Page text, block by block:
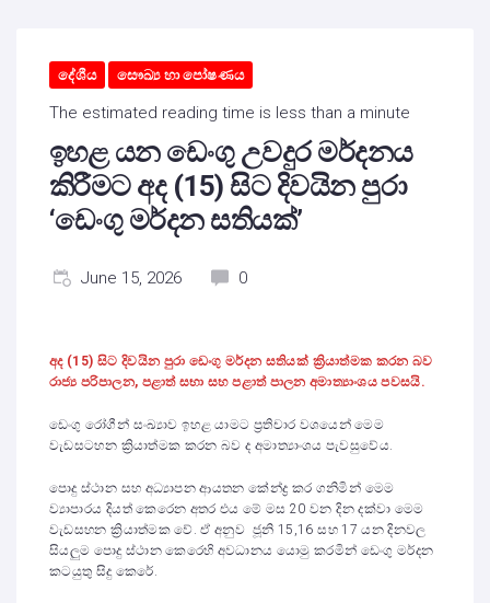
දේශීය සෞඛ්‍ය හා පෝෂණය
The estimated reading time is less than a minute
ඉහළ යන ඩෙංගු උවදුර මර්දනය
කිරීමට අද (15) සිට දිවයින පුරා
‘ඩෙංගු මර්දන සතියක්’
June 15, 2026 0
අද (15) සිට දිවයින පුරා ඩෙංගු මර්දන සතියක් ක්‍රියාත්මක කරන බව
රාජ්‍ය පරිපාලන, පළාත් සභා සහ පළාත් පාලන අමාත්‍යාංශය පවසයි.
ඩෙංගු රෝගීන් සංඛ්‍යාව ඉහළ යාමට ප්‍රතිචාර වශයෙන් මෙම
වැඩසටහන ක්‍රියාත්මක කරන බව ද අමාත්‍යාංශය පැවසුවේය.
පොදු ස්ථාන සහ අධ්‍යාපන ආයතන කේන්ද්‍ර කර ගනිමින් මෙම
ව්‍යාපාරය දියත් කෙරෙන අතර එය මේ මස 20 වන දින දක්වා මෙම
වැඩසහන ක්‍රියාත්මක වේ. ඒ අනුව ජූනි 15,16 සහ 17 යන දිනවල
සියලුම පොදු ස්ථාන කෙරෙහි අවධානය යොමු කරමින් ඩෙංගු මර්දන
කටයුතු සිදු කෙරේ.